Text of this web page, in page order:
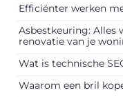
Efficiënter werken
Asbestkeuring: Alles
renovatie van je
Wat is technische
Waarom een bril